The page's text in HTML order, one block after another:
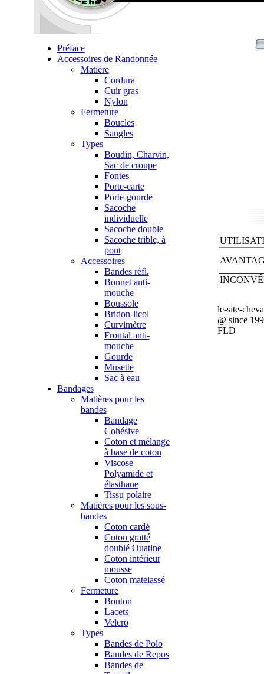
Préface
Accessoires de Randonnée
Matière
Cordura
Cuir gras
Nylon
Fermeture
Boucles
Sangles
Types
Boudin, Charvin,
Sac de croupe
Fontes
Porte-carte
Porte-gourde
Sacoche
individuelle
Sacoche double
Sacoche trible, à
pont
Accessoires
Bandes réfl.
Bonnet anti-
mouche
Boussole
Bridon-licol
Curvimètre
Frontal anti-
mouche
Gourde
Musette
Sac à eau
Bandages
Matières pour les
bandes
Bandage
Cohésive
Coton et mélange
à base de coton
Viscose
Polyamide et
élasthane
Tissu polaire
Matières pour les sous-
bandes
Coton cardé
Coton gratté
doublé Ouatine
Coton intérieur
mousse
Coton matelassé
Fermeture
Bouton
Lacets
Velcro
Types
Bandes de Polo
Bandes de Repos
Bandes de
le-site-
@ since
FLD